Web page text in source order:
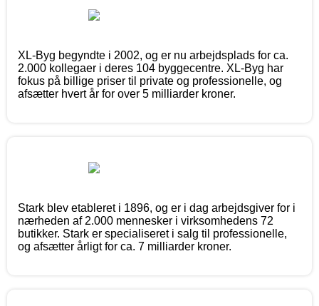
XL-Byg begyndte i 2002, og er nu arbejdsplads for ca.
2.000 kollegaer i deres 104 byggecentre. XL-Byg har
fokus på billige priser til private og professionelle, og
afsætter hvert år for over 5 milliarder kroner.
Stark blev etableret i 1896, og er i dag arbejdsgiver for i
nærheden af 2.000 mennesker i virksomhedens 72
butikker. Stark er specialiseret i salg til professionelle,
og afsætter årligt for ca. 7 milliarder kroner.